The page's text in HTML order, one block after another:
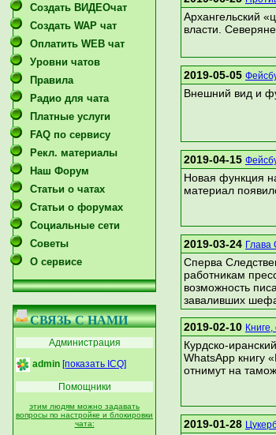
Создать ВИДЕОчат
Создать WAP чат
Оплатить WEB чат
Уровни чатов
Правила
Радио для чата
Платные услуги
FAQ по сервису
Рекл. материалы
Наш Форум
Статьи о чатах
Статьи о форумах
Социальные сети
Советы
О сервисе
СВЯЗЬ С НАМИ
Администрация
admin [показать ICQ]
Помощники
этим людям можно задавать
вопросы по настройке и блокировки
чата:
Архангельский
власти.
2019-05-05
Внешний вид и
2019-04-15
Новая функция
материал
2019-03-24 Глава
Сперва
работникам
возможность
заваливших
2019-02-10
Курдско-
WhatsApp книгу
отнимут на
2019-01-28